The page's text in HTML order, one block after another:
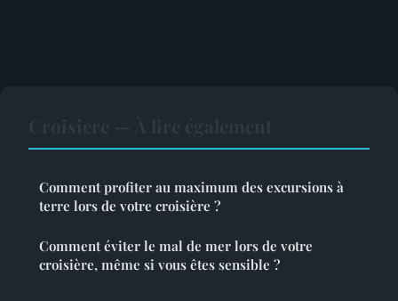
Comment profiter au maximum des excursions à
terre lors de votre croisière ?
Comment éviter le mal de mer lors de votre
croisière, même si vous êtes sensible ?